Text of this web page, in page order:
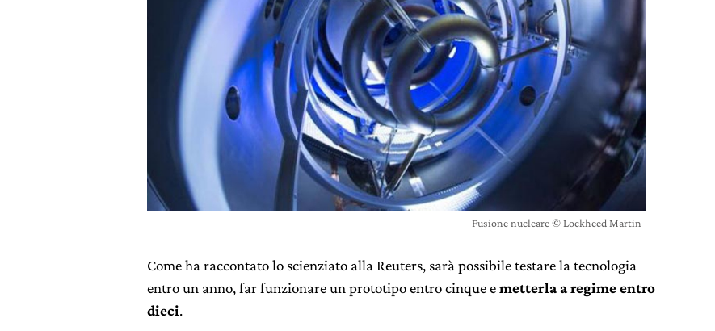
Fusione nucleare © Lockheed Martin
Come ha raccontato lo scienziato alla Reuters, sarà possibile testare la tecnologia
entro un anno, far funzionare un prototipo entro cinque emetterla a regime entro
dieci.